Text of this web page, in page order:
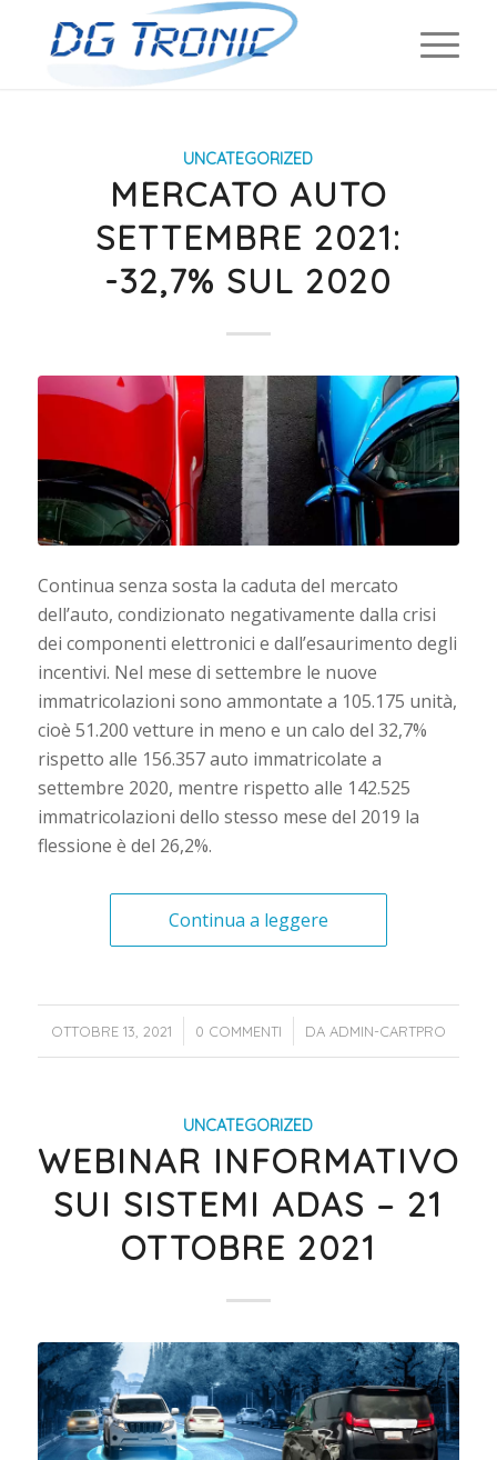
UNCATEGORIZED
MERCATO AUTO
SETTEMBRE 2021:
-32,7% SUL 2020
Continua senza sosta la caduta del mercato
dell’auto, condizionato negativamente dalla crisi
dei componenti elettronici e dall’esaurimento degli
incentivi. Nel mese di settembre le nuove
immatricolazioni sono ammontate a 105.175 unità,
cioè 51.200 vetture in meno e un calo del 32,7%
rispetto alle 156.357 auto immatricolate a
settembre 2020, mentre rispetto alle 142.525
immatricolazioni dello stesso mese del 2019 la
flessione è del 26,2%.
Continua a leggere
OTTOBRE 13, 2021
/ 0 COMMENTI
/ DA ADMIN-CARTPRO
UNCATEGORIZED
WEBINAR INFORMATIVO
SUI SISTEMI ADAS – 21
OTTOBRE 2021